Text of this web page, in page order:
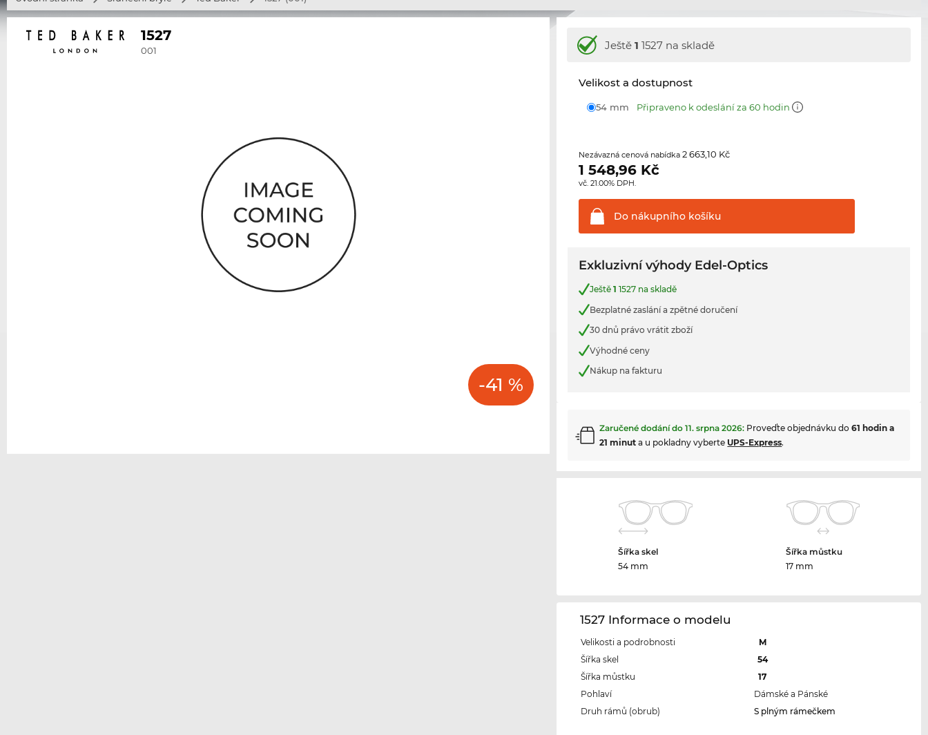
1527
001
-41 %
Ještě1 1527 na skladě
Velikost a dostupnost
54 mm Připraveno k odeslání za 60 hodin
Nezávazná cenová nabídka2 663,10 Kč
1 548,96 Kč
vč. 21.00% DPH.
Do nákupního košíku
Exkluzivní výhody Edel-Optics
Ještě1 1527 na skladě
Bezplatné zaslání a zpětné doručení
30 dnů právo vrátit zboží
Výhodné ceny
Nákup na fakturu
Zaručené dodání do11. srpna 2026: Proveďte objednávku do61 hodin a
21 minut a u pokladny vyberte UPS-Express.
Šířka skel
54 mm
Šířka můstku
17 mm
1527 Informace o modelu
Velikosti a podrobnosti
M
Šířka skel
54
Šířka můstku
17
Pohlaví
Dámské a Pánské
Druh rámů (obrub)
S plným rámečkem